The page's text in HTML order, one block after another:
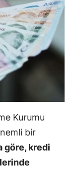
Kurumu
bir
göre, kredi